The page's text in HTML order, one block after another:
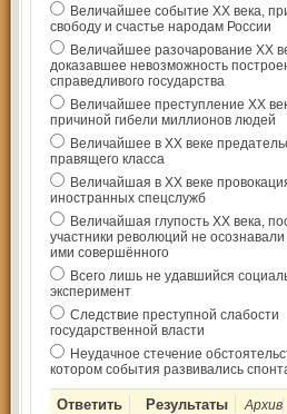
Величайшее событие ХХ века,
свободу и счастье народам России
Величайшее разочарование ХХ
доказавшее невозможность
справедливого государства
Величайшее преступление ХХ
причиной гибели миллионов людей
Величайшее в ХХ веке
правящего класса
Величайшая в ХХ веке
иностранных спецслужб
Величайшая глупость ХХ века,
участники революций не
ими совершённого
Всего лишь не удавшийся
эксперимент
Следствие преступной слабости
государственной власти
Неудачное стечение
котором события развивались
Архив